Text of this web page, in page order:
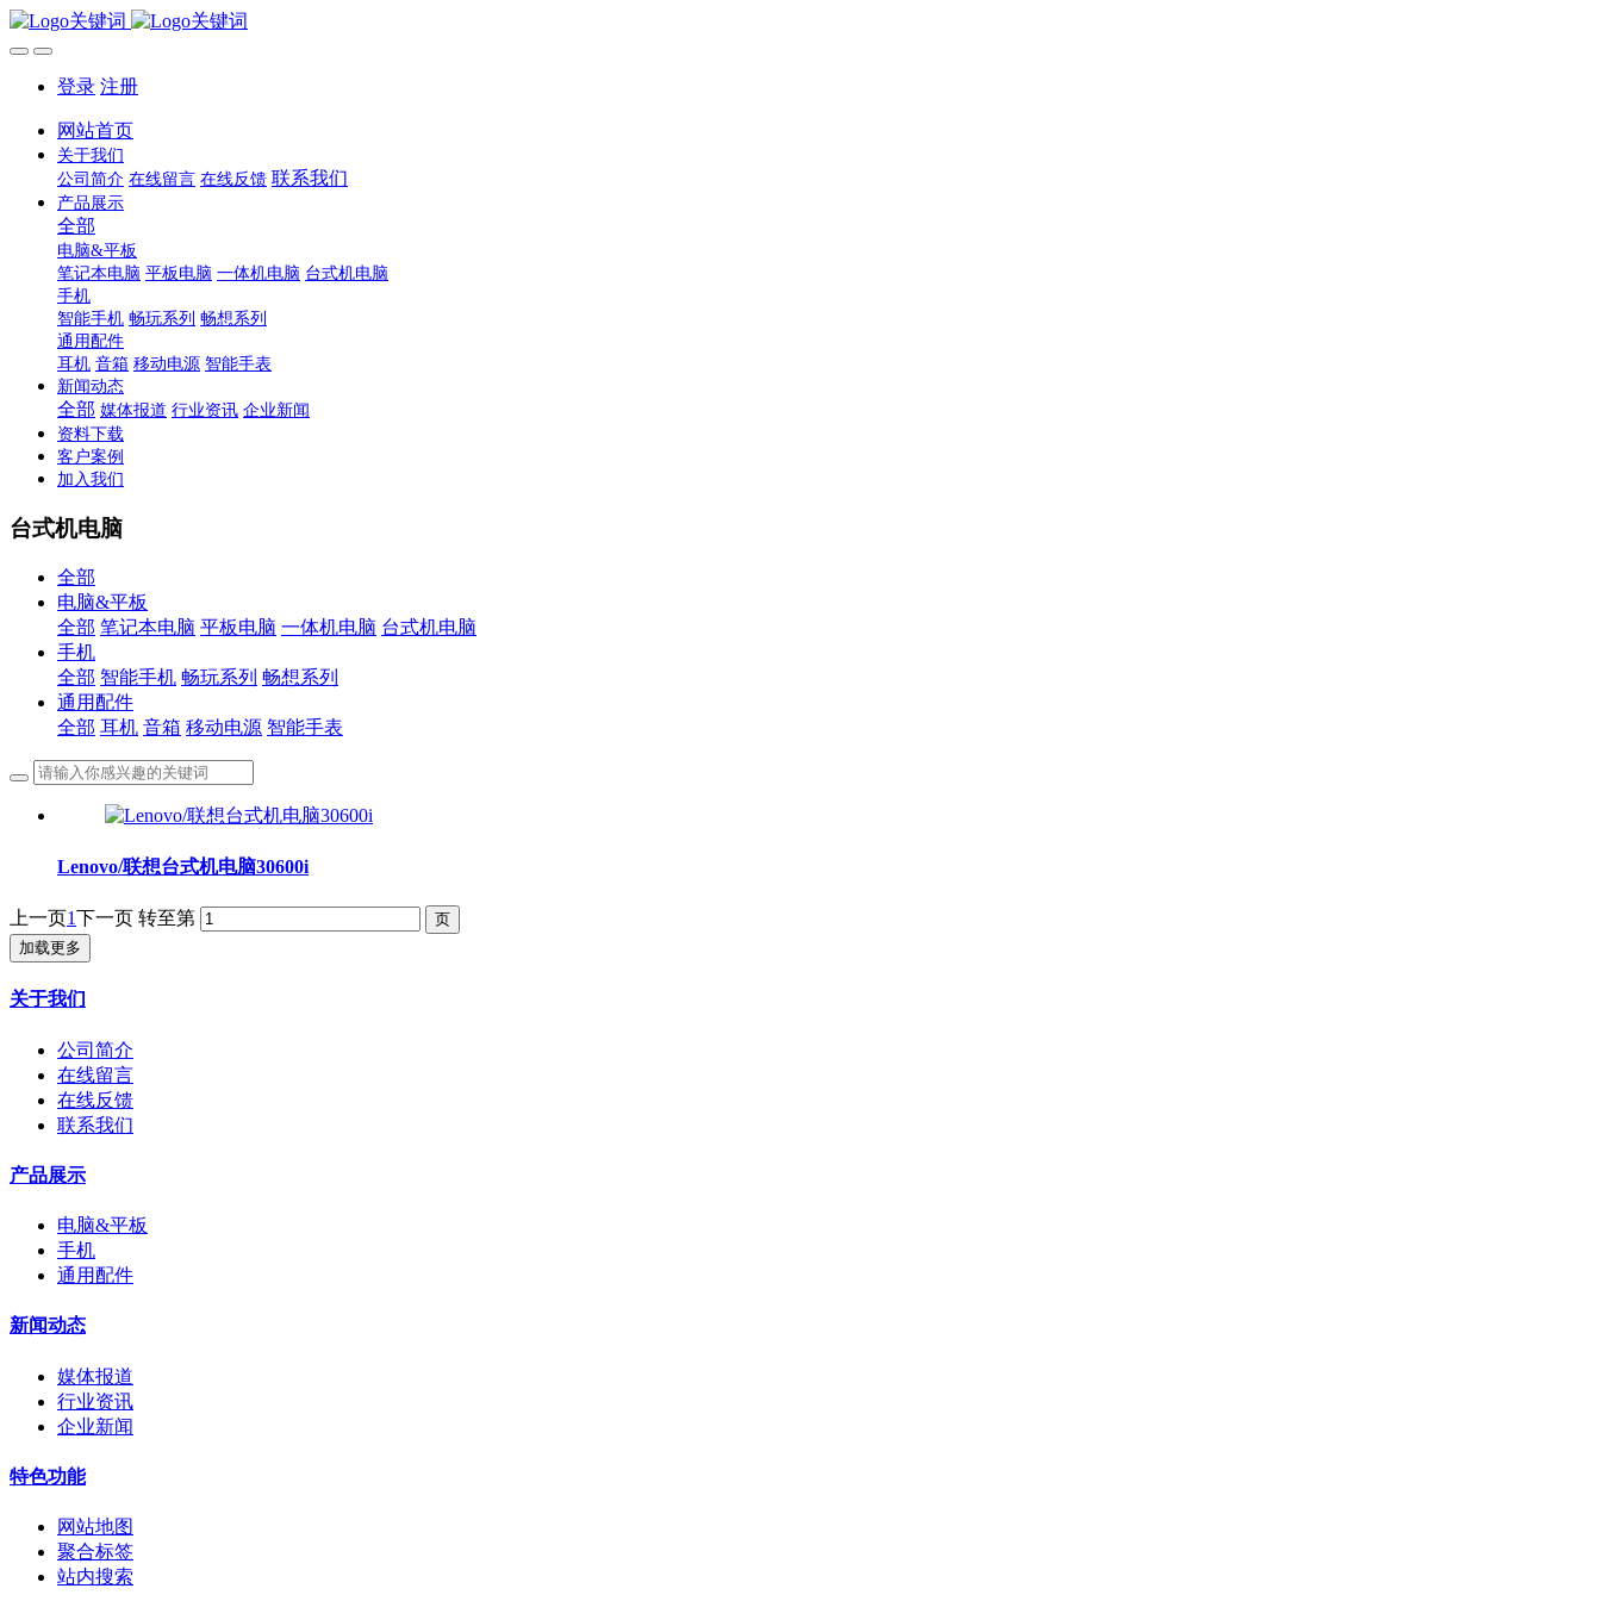
登录 注册
网站首页
关于我们
公司简介 在线留言 在线反馈 联系我们
产品展示
全部
电脑&平板
笔记本电脑 平板电脑 一体机电脑 台式机电脑
手机
智能手机 畅玩系列 畅想系列
通用配件
耳机 音箱 移动电源 智能手表
新闻动态
全部 媒体报道 行业资讯 企业新闻
资料下载
客户案例
加入我们
台式机电脑
全部
电脑&平板
全部 笔记本电脑 平板电脑 一体机电脑 台式机电脑
手机
全部 智能手机 畅玩系列 畅想系列
通用配件
全部 耳机 音箱 移动电源 智能手表
Lenovo/联想台式机电脑30600i
上一页1下一页 转至第
加载更多
关于我们
公司简介
在线留言
在线反馈
联系我们
产品展示
电脑&平板
手机
通用配件
新闻动态
媒体报道
行业资讯
企业新闻
特色功能
网站地图
聚合标签
站内搜索